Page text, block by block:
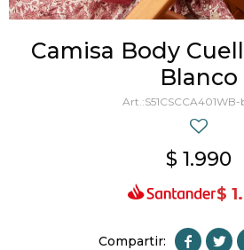
Camisa Body
Blanco
$ 1.990
$
 